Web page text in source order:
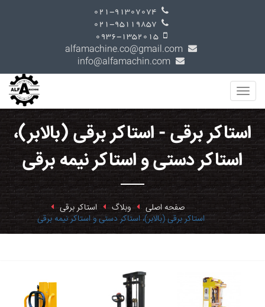
استاکر برقی - استاکر برقی (بالابر)،
استاکر دستی و استاکر نیمه برقی
صفحه اصلی وبلاگ استاکر برقی
استاکر برقی (بالابر)، استاکر دستی و استاکر نیمه برقی